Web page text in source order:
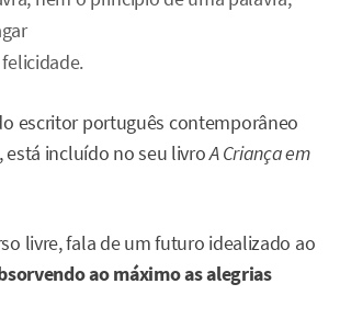
escritor português contemporâneo
está incluído no seu livroA Criança em
livre, fala de um futuro idealizado ao
ao máximo as alegrias